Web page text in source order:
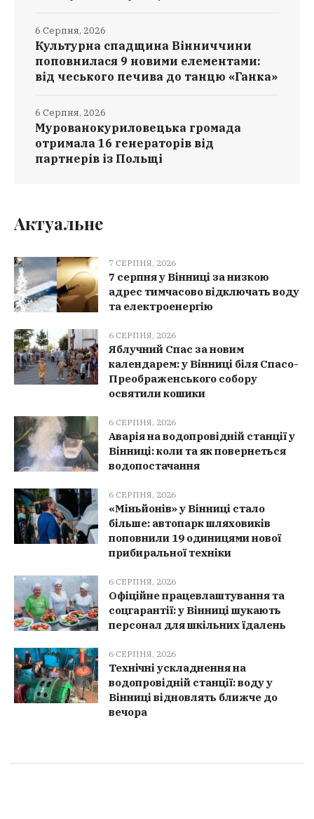
Культурна спадщина Вінниччини
поповнилася 9 новими елементами:
від чеського печива до танцю «Ганка»
6 Серпня, 2026
Мурованокуриловецька громада
отримала 16 генераторів від
партнерів із Польщі
6 Серпня, 2026
Актуальне
7 СЕРПНЯ, 2026
7 серпня у Вінниці за низкою
адрес тимчасово відключать воду
та електроенергію
6 СЕРПНЯ, 2026
Яблучний Спас за новим
календарем: у Вінниці біля Спасо-
Преображенського собору
освятили кошики
6 СЕРПНЯ, 2026
Аварія на водопровідній станції у
Вінниці: коли та як повернеться
водопостачання
6 СЕРПНЯ, 2026
«Міньйонів» у Вінниці стало
більше: автопарк шляховиків
поповнили 19 одиницями нової
прибиральної техніки
6 СЕРПНЯ, 2026
Офіційне працевлаштування та
соцгарантії: у Вінниці шукають
персонал для шкільних їдалень
6 СЕРПНЯ, 2026
Технічні ускладнення на
водопровідній станції: воду у
Вінниці відновлять ближче до
вечора